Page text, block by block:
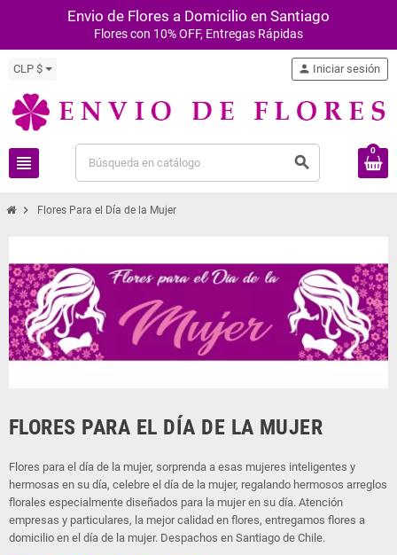
Envio de Flores a Domicilio en Santiago
Flores con 10% OFF, Entregas Rápidas
CLP $
view_headline search
person Iniciar sesión
0
chevron_right Flores Para el Día de la Mujer
FLORES PARA EL DÍA DE LA MUJER
Flores para el día de la mujer, sorprenda a esas mujeres inteligentes y
hermosas en su día, celebre el día de la mujer, regalando hermosos arreglos
florales especialmente diseñados para la mujer en su día. Atención
empresas y particulares, la mejor calidad en flores, entregamos flores a
domicilio en el día de la mujer. Despachos en Santiago de Chile.